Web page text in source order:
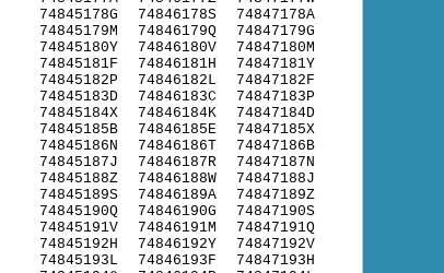
74845178G
74845179M
74845180Y
74845181F
74845182P
74845183D
74845184X
74845185B
74845186N
74845187J
74845188Z
74845189S
74845190Q
74845191V
74845192H
74845193L
74846178S
74846179Q
74846180V
74846181H
74846182L
74846183C
74846184K
74846185E
74846186T
74846187R
74846188W
74846189A
74846190G
74846191M
74846192Y
74846193F
74847178A
74847179G
74847180M
74847181Y
74847182F
74847183P
74847184D
74847185X
74847186B
74847187N
74847188J
74847189Z
74847190S
74847191Q
74847192V
74847193H